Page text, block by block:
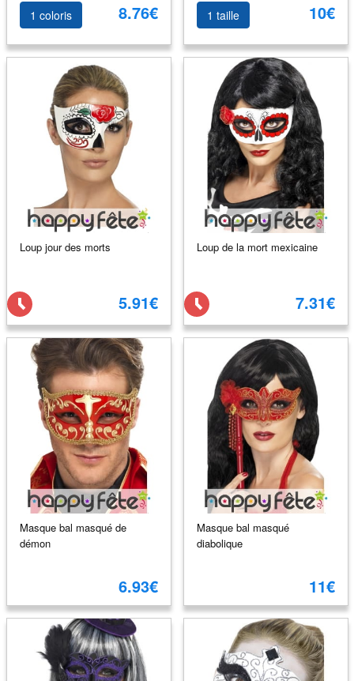
1 coloris 8.76€ 1 taille 10€
Loup jour des morts
5.91€
Loup de la mort mexicaine
7.31€
Masque bal masqué de
démon
6.93€
Masque bal masqué
diabolique
11€